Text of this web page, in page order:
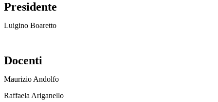
Presidente
Luigino Boaretto
Docenti
Maurizio Andolfo
Raffaela Ariganello